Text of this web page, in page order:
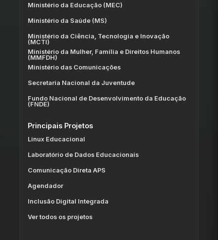
Ministério da Educação (MEC)
Ministério da Saúde (MS)
Ministério da Ciência, Tecnologia e Inovação
(MCTI)
Ministério da Mulher, Família e Direitos Humanos
(MMFDH)
Ministério das Comunicações
Secretaria Nacional da Juventude
Fundo Nacional de Desenvolvimento da Educação
(FNDE)
Principais Projetos
Linux Educacional
Laboratório de Dados Educacionais
Comunicação Direta APS
Agendador
Inclusão Digital Integrada
Ver todos os projetos